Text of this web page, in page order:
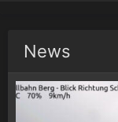
News